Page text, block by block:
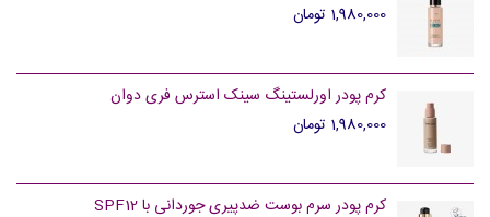
1,980,000 تومان
کرم پودر اورلستینگ سینک استرس فری دوان
1,980,000 تومان
کرم پودر سرم بوست ضدپیری جوردانی با SPF12